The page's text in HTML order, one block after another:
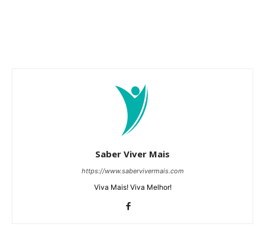
Saber Viver Mais
https://www.sabervivermais.com
Viva Mais! Viva Melhor!